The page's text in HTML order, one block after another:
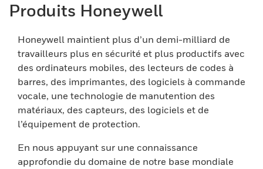
Produits Honeywell
Honeywell maintient plus d’un demi-milliard de
travailleurs plus en sécurité et plus productifs avec
des ordinateurs mobiles, des lecteurs de codes à
barres, des imprimantes, des logiciels à commande
vocale, une technologie de manutention des
matériaux, des capteurs, des logiciels et de
l’équipement de protection.
En nous appuyant sur une connaissance
approfondie du domaine de notre base mondiale